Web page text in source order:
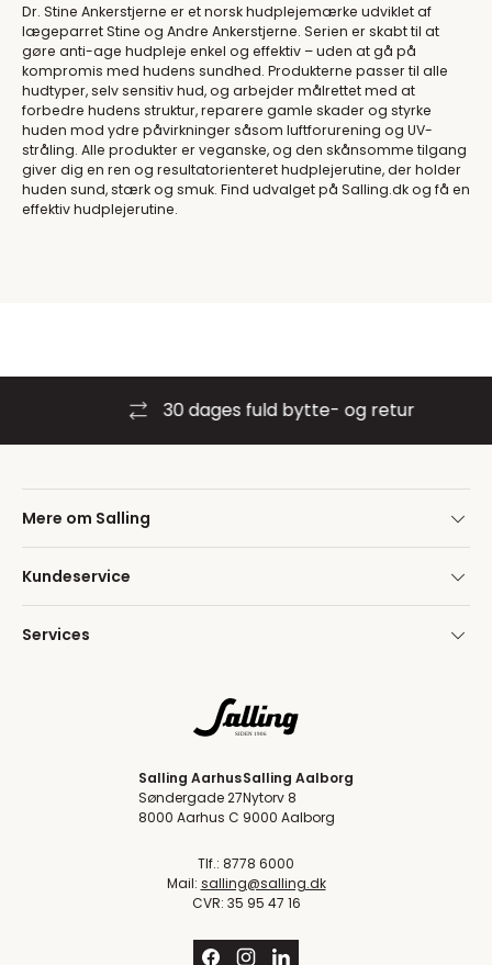
Dr. Stine Ankerstjerne er et norsk hudplejemærke udviklet af
lægeparret Stine og Andre Ankerstjerne. Serien er skabt til at
gøre anti-age hudpleje enkel og effektiv – uden at gå på
kompromis med hudens sundhed. Produkterne passer til alle
hudtyper, selv sensitiv hud, og arbejder målrettet med at
forbedre hudens struktur, reparere gamle skader og styrke
huden mod ydre påvirkninger såsom luftforurening og UV-
stråling. Alle produkter er veganske, og den skånsomme tilgang
giver dig en ren og resultatorienteret hudplejerutine, der holder
huden sund, stærk og smuk. Find udvalget på Salling.dk og få en
effektiv hudplejerutine.
30 dages fuld bytte- og retur
Mere om Salling
Kundeservice
Services
Salling Aarhus
Søndergade 27
8000 Aarhus C
Salling Aalborg
Nytorv 8
9000 Aalborg
Tlf.: 8778 6000
Mail: salling@salling.dk
CVR: 35 95 47 16